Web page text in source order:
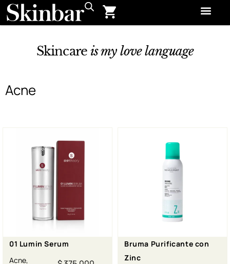
Skincare is my love language
Acne
01 Lumin Serum
Acne,
Bruma Purificante con
Zinc